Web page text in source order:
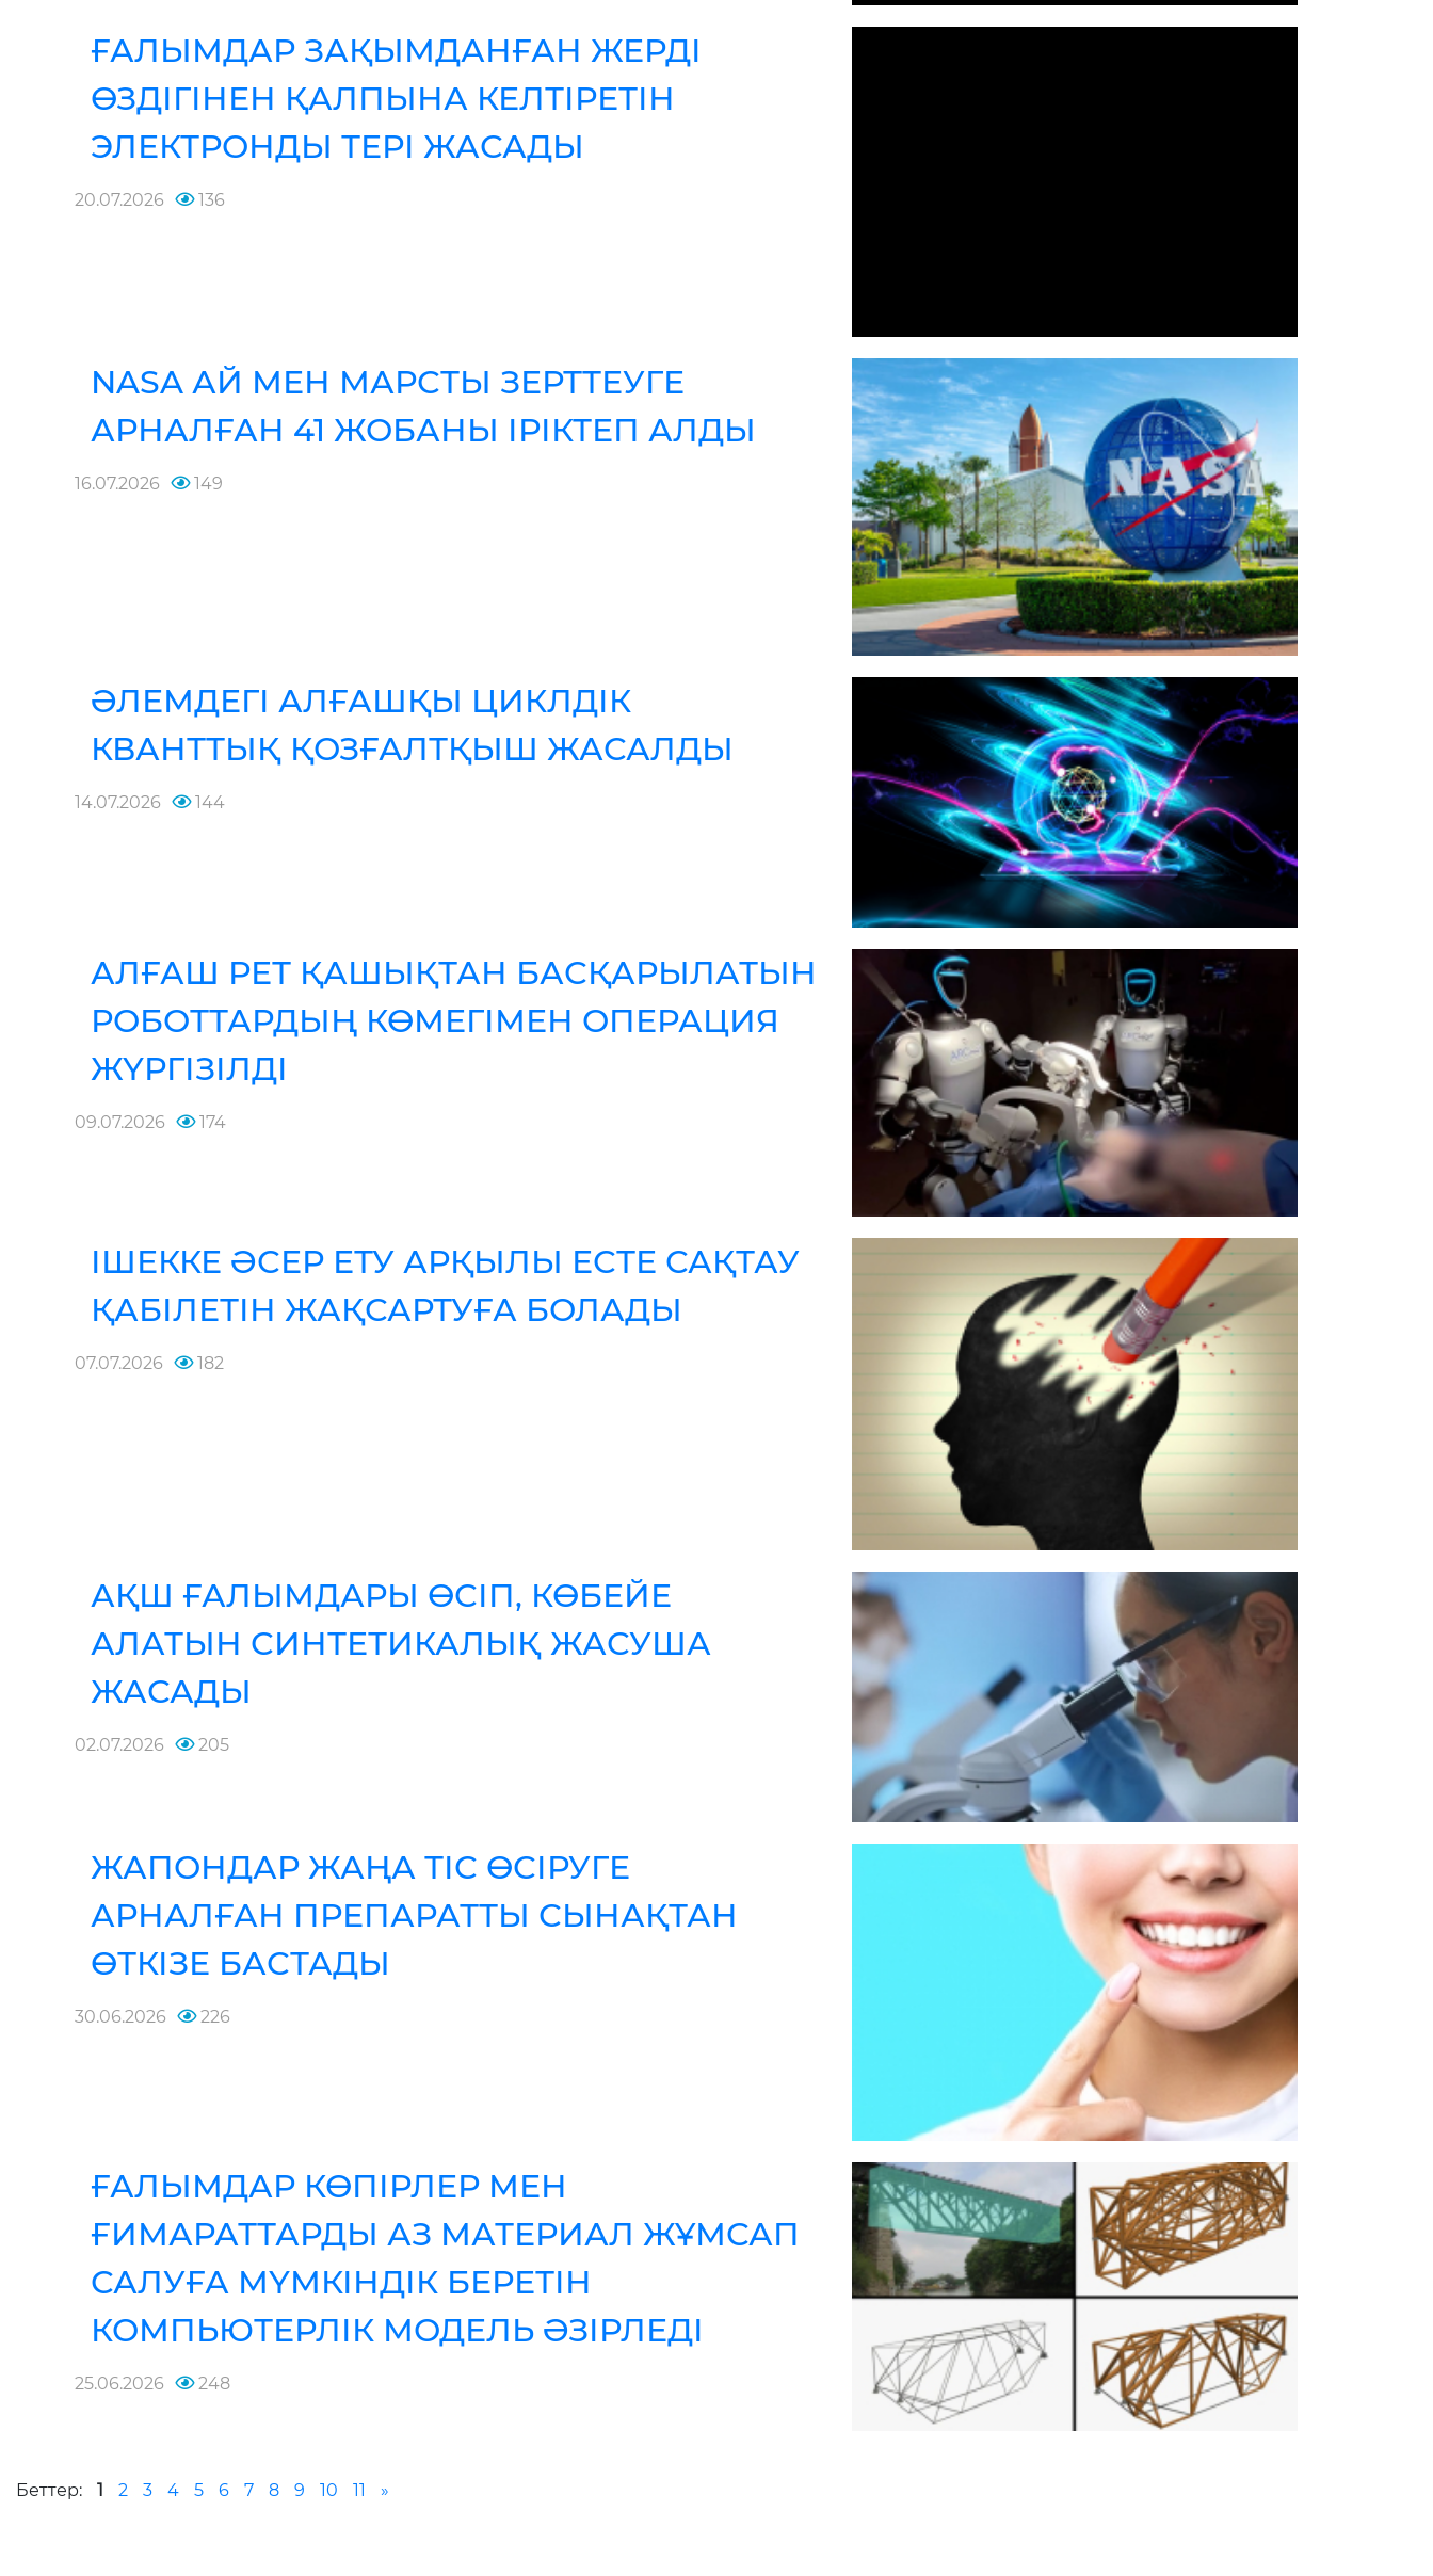
ҒАЛЫМДАР ЗАҚЫМДАНҒАН ЖЕРДІ
ӨЗДІГІНЕН ҚАЛПЫНА КЕЛТІРЕТІН
ЭЛЕКТРОНДЫ ТЕРІ ЖАСАДЫ
20.07.2026 136
NASA АЙ МЕН МАРСТЫ ЗЕРТТЕУГЕ
АРНАЛҒАН 41 ЖОБАНЫ ІРІКТЕП АЛДЫ
16.07.2026 149
ӘЛЕМДЕГІ АЛҒАШҚЫ ЦИКЛДІК
КВАНТТЫҚ ҚОЗҒАЛТҚЫШ ЖАСАЛДЫ
14.07.2026 144
АЛҒАШ РЕТ ҚАШЫҚТАН БАСҚАРЫЛАТЫН
РОБОТТАРДЫҢ КӨМЕГІМЕН ОПЕРАЦИЯ
ЖҮРГІЗІЛДІ
09.07.2026 174
ІШЕККЕ ӘСЕР ЕТУ АРҚЫЛЫ ЕСТЕ САҚТАУ
ҚАБІЛЕТІН ЖАҚСАРТУҒА БОЛАДЫ
07.07.2026 182
АҚШ ҒАЛЫМДАРЫ ӨСІП, КӨБЕЙЕ
АЛАТЫН СИНТЕТИКАЛЫҚ ЖАСУША
ЖАСАДЫ
02.07.2026 205
ЖАПОНДАР ЖАҢА ТІС ӨСІРУГЕ
АРНАЛҒАН ПРЕПАРАТТЫ СЫНАҚТАН
ӨТКІЗЕ БАСТАДЫ
30.06.2026 226
ҒАЛЫМДАР КӨПІРЛЕР МЕН
ҒИМАРАТТАРДЫ АЗ МАТЕРИАЛ ЖҰМСАП
САЛУҒА МҮМКІНДІК БЕРЕТІН
КОМПЬЮТЕРЛІК МОДЕЛЬ ӘЗІРЛЕДІ
25.06.2026 248
Беттер: 1 2 3 4 5 6 7 8 9 10 11 »